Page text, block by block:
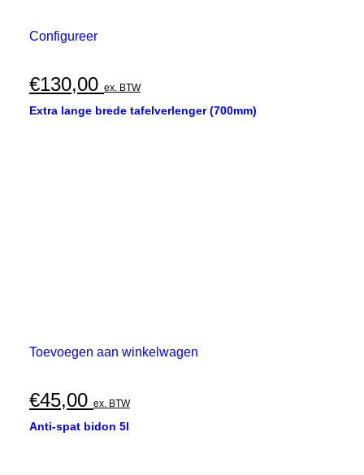
Configureer
€130,00 ex. BTW
Extra lange brede tafelverlenger (700mm)
Toevoegen aan winkelwagen
€45,00 ex. BTW
Anti-spat bidon 5l